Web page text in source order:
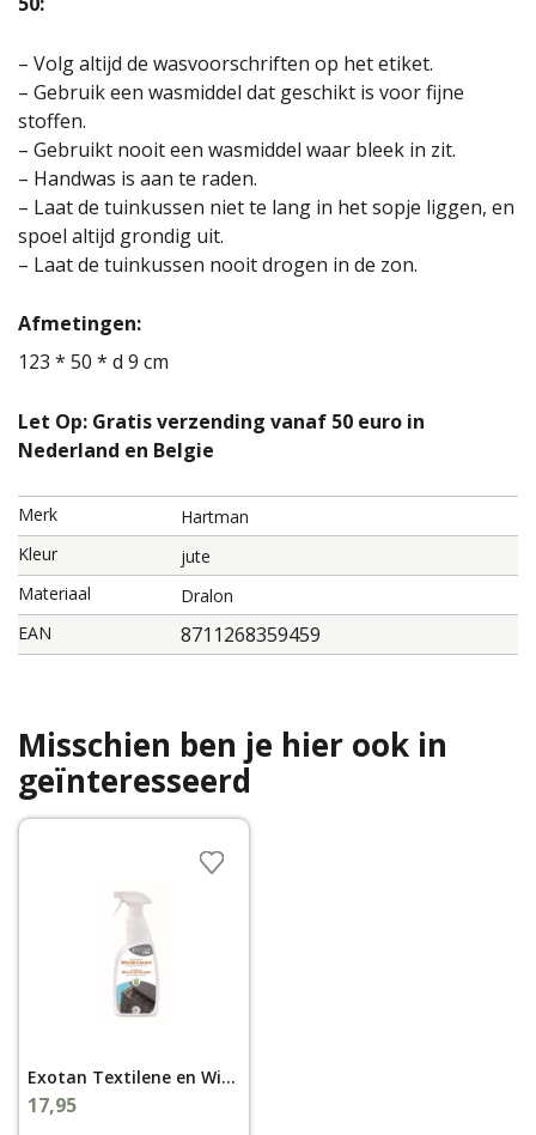
– Volg altijd de wasvoorschriften op het etiket.
– Gebruik een wasmiddel dat geschikt is voor fijne
stoffen.
– Gebruikt nooit een wasmiddel waar bleek in zit.
– Handwas is aan te raden.
– Laat de tuinkussen niet te lang in het sopje liggen, en
spoel altijd grondig uit.
– Laat de tuinkussen nooit drogen in de zon.
Afmetingen:
123 * 50 * d 9 cm
Let Op: Gratis verzending vanaf 50 euro in
Nederland en Belgie
Merk
Hartman
Kleur
jute
Materiaal
Dralon
EAN
8711268359459
Misschien ben je hier ook in
geïnteresseerd
Exotan Textilene en Wicker Cleaner
17,95